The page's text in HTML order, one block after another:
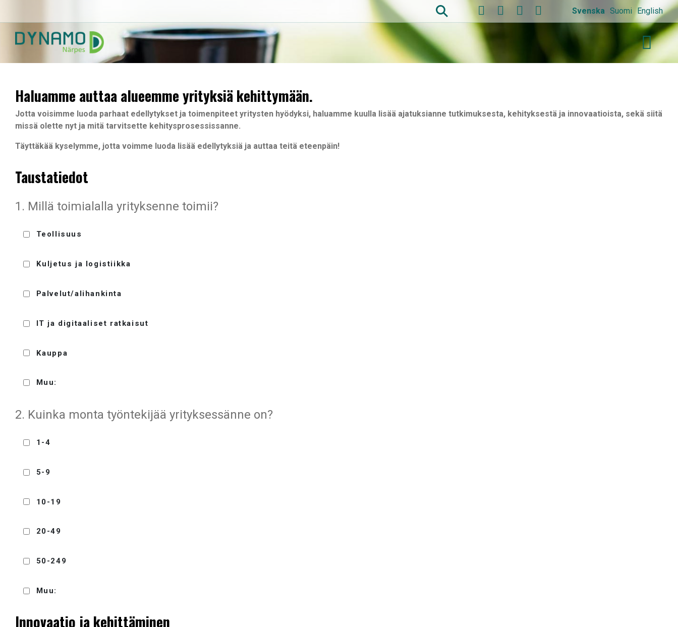
huvudinnehåll
Svenska Suomi English
Haluamme auttaa alueemme yrityksiä kehittymään.
Jotta voisimme luoda parhaat edellytykset ja toimenpiteet yritysten hyödyksi, haluamme kuulla lisää ajatuksianne tutkimuksesta, kehityksestä ja innovaatioista, sekä siitä
missä olette nyt ja mitä tarvitsette kehitysprosessissanne.
Täyttäkää kyselymme, jotta voimme luoda lisää edellytyksiä ja auttaa teitä eteenpäin!
Taustatiedot
1. Millä toimialalla yrityksenne toimii?
Teollisuus
Kuljetus ja logistiikka
Palvelut/alihankinta
IT ja digitaaliset ratkaisut
Kauppa
Muu:
2. Kuinka monta työntekijää yrityksessänne on?
1-4
5-9
10-19
20-49
50-249
Muu:
Innovaatio ja kehittäminen